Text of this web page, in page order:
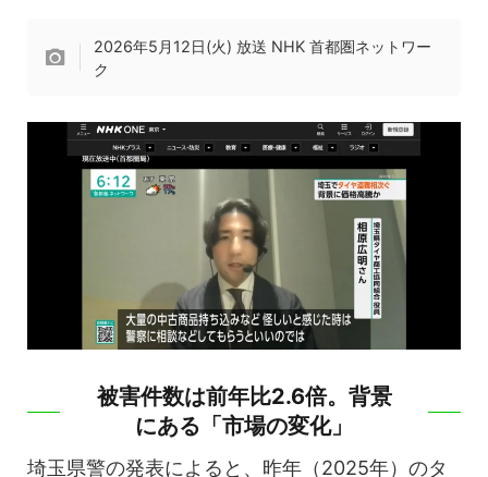
2026年5月12日(火) 放送 NHK 首都圏ネットワー
ク
被害件数は前年比2.6倍。背景
にある「市場の変化」
埼玉県警の発表によると、昨年（2025年）のタ